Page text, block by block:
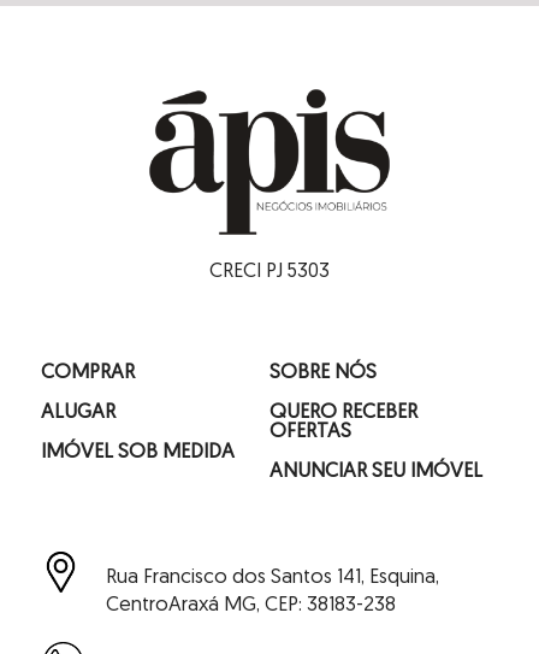
CRECI PJ 5303
COMPRAR
ALUGAR
IMÓVEL SOB MEDIDA
SOBRE NÓS
QUERO RECEBER
OFERTAS
ANUNCIAR SEU IMÓVEL
Rua Francisco dos Santos 141, Esquina,
CentroAraxá MG, CEP: 38183-238